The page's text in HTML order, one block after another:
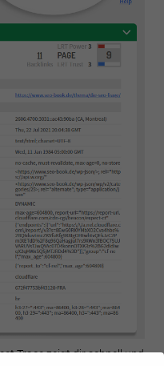
Trace zeigt dir schnell und